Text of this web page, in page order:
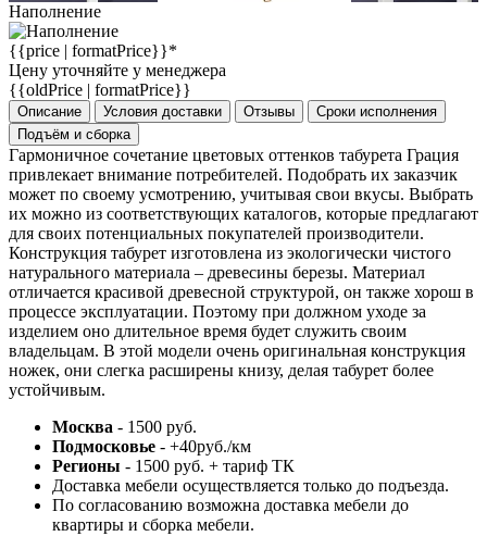
Наполнение
{{price | formatPrice}}*
Цену уточняйте у менеджера
{{oldPrice | formatPrice}}
Описание Условия доставки Отзывы
Сроки исполнения
Подъём и сборка
Гармоничное сочетание цветовых оттенков табурета Грация
привлекает внимание потребителей. Подобрать их заказчик
может по своему усмотрению, учитывая свои вкусы. Выбрать
их можно из соответствующих каталогов, которые предлагают
для своих потенциальных покупателей производители.
Конструкция табурет изготовлена из экологически чистого
натурального материала – древесины березы. Материал
отличается красивой древесной структурой, он также хорош в
процессе эксплуатации. Поэтому при должном уходе за
изделием оно длительное время будет служить своим
владельцам. В этой модели очень оригинальная конструкция
ножек, они слегка расширены книзу, делая табурет более
устойчивым.
Москва - 1500 руб.
Подмосковье - +40руб./км
Регионы - 1500 руб. + тариф ТК
Доставка мебели осуществляется только до подъезда.
По согласованию возможна доставка мебели до
квартиры и сборка мебели.